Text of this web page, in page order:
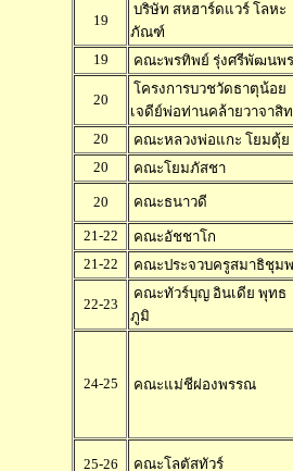
19
บริษัท สหฮาร์ดแวร์ โลหะ
ภัณฑ์
19
คณะพรทิพย์ รุ่งศรีพัฒนพร
20
โครงการบวชวัดธาตุน้อย
เจดีย์พ่อท่านคล้ายวาจาสิ
20
คณะหลวงพ่อแกะ โยมตุ้ย
20
คณะโยมภัสชา
20 คณะธนาวดี
21-22
คณะอัชชาโก
21-22
คณะประจวบครูสมาธิชุม
22-23
คณะทัวร์บุญ อินเดีย พุทธ
ภูมิ
24-25 คณะแม่ชีผ่องพรรณ
25-26 คณะโลตัสทัวร์